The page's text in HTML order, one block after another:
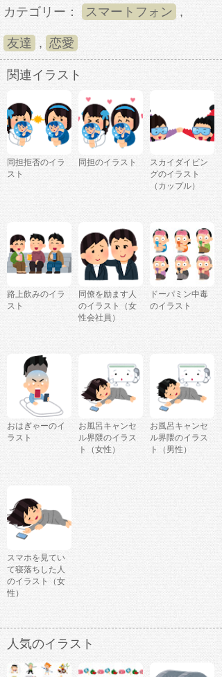
カテゴリー： スマートフォン ,
友達 , 恋愛
関連イラスト
同担拒否のイラ
スト
同担のイラスト
スカイダイビン
グのイラスト
（カップル）
路上飲みのイラ
スト
同僚を励ます人
のイラスト（女
性会社員）
ドーパミン中毒
のイラスト
おはぎゃーのイ
ラスト
お風呂キャンセ
ル界隈のイラス
ト（女性）
お風呂キャンセ
ル界隈のイラス
ト（男性）
スマホを見てい
て寝落ちした人
のイラスト（女
性）
人気のイラスト